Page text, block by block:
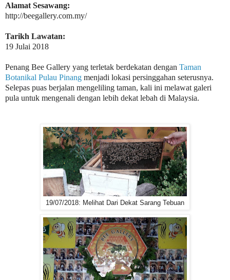
Alamat Sesawang:
http://beegallery.com.my/
Tarikh Lawatan:
19 Julai 2018
Penang Bee Gallery yang terletak berdekatan dengan Taman
Botanikal Pulau Pinang menjadi lokasi persinggahan seterusnya.
Selepas puas berjalan mengeliling taman, kali ini melawat galeri
pula untuk mengenali dengan lebih dekat lebah di Malaysia.
19/07/2018: Melihat Dari Dekat Sarang Tebuan